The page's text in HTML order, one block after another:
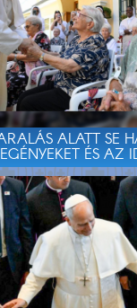
ALATT SE
ÉS AZ